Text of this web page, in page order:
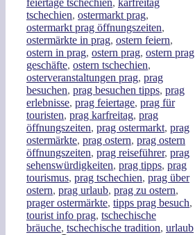
feiertage tschechien, karfreitag
tschechien, ostermarkt prag,
ostermarkt prag öffnungszeiten,
ostermärkte in prag, ostern feiern,
ostern in prag, ostern prag, ostern prag
geschäfte, ostern tschechien,
osterveranstaltungen prag, prag
besuchen, prag besuchen tipps, prag
erlebnisse, prag feiertage, prag für
touristen, prag karfreitag, prag
öffnungszeiten, prag ostermarkt, prag
ostermärkte, prag ostern, prag ostern
öffnungszeiten, prag reiseführer, prag
sehenswürdigkeiten, prag tipps, prag
tourismus, prag tschechien, prag über
ostern, prag urlaub, prag zu ostern,
prager ostermärkte, tipps prag besuch,
tourist info prag, tschechische
bräuche, tschechische tradition, urlaub